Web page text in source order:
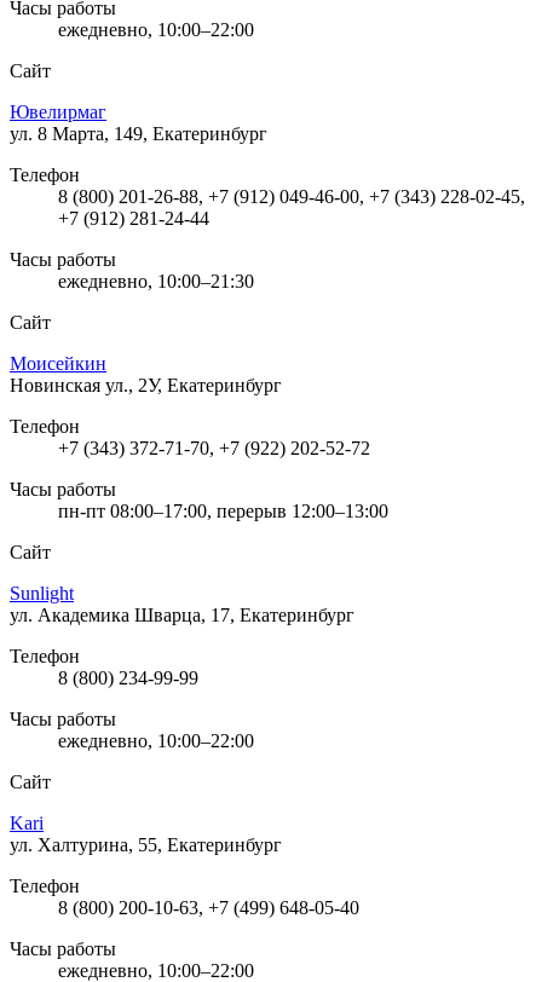
Часы работы
ежедневно, 10:00–22:00
Сайт
Ювелирмаг
ул. 8 Марта, 149, Екатеринбург
Телефон
8 (800) 201-26-88, +7 (912) 049-46-00, +7 (343) 228-02-45,
+7 (912) 281-24-44
Часы работы
ежедневно, 10:00–21:30
Сайт
Моисейкин
Новинская ул., 2У, Екатеринбург
Телефон
+7 (343) 372-71-70, +7 (922) 202-52-72
Часы работы
пн-пт 08:00–17:00, перерыв 12:00–13:00
Сайт
Sunlight
ул. Академика Шварца, 17, Екатеринбург
Телефон
8 (800) 234-99-99
Часы работы
ежедневно, 10:00–22:00
Сайт
Kari
ул. Халтурина, 55, Екатеринбург
Телефон
8 (800) 200-10-63, +7 (499) 648-05-40
Часы работы
ежедневно, 10:00–22:00